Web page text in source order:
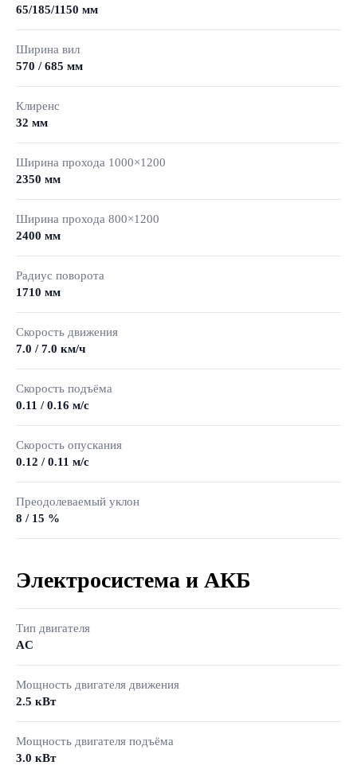
65/185/1150 мм
Ширина вил
570 / 685 мм
Клиренс
32 мм
Ширина прохода 1000×1200
2350 мм
Ширина прохода 800×1200
2400 мм
Радиус поворота
1710 мм
Скорость движения
7.0 / 7.0 км/ч
Скорость подъёма
0.11 / 0.16 м/с
Скорость опускания
0.12 / 0.11 м/с
Преодолеваемый уклон
8 / 15 %
Электросистема и АКБ
Тип двигателя
AC
Мощность двигателя движения
2.5 кВт
Мощность двигателя подъёма
3.0 кВт